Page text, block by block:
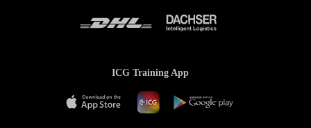
ICG Training App